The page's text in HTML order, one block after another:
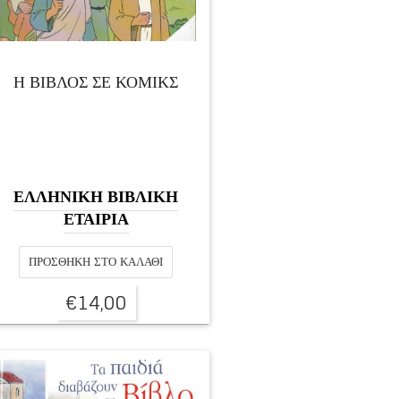
Η ΒΙΒΛΟΣ ΣΕ ΚΟΜΙΚΣ
ΕΛΛΗΝΙΚΗ ΒΙΒΛΙΚΗ
ΕΤΑΙΡΙΑ
ΠΡΟΣΘΉΚΗ ΣΤΟ ΚΑΛΆΘΙ
€14,00